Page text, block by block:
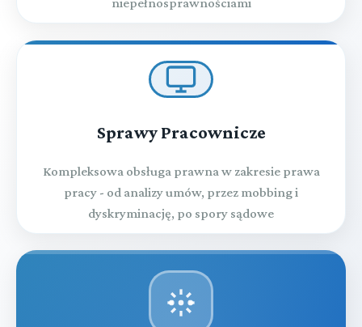
Sprawy Pracownicze
Kompleksowa obsługa prawna w zakresie prawa
pracy - od analizy umów, przez mobbing i
dyskryminację, po spory sądowe